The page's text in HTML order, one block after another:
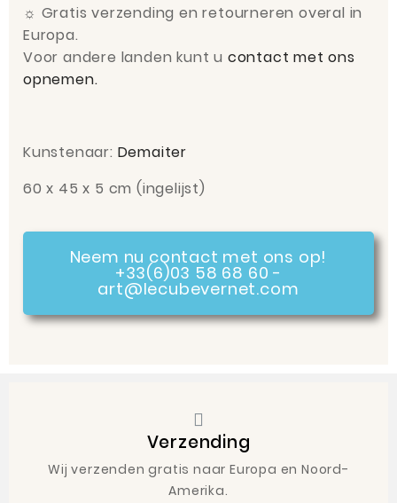
☼ Gratis verzending en retourneren overal in
Europa.
Voor andere landen kunt u contact met ons
opnemen.
Kunstenaar: Demaiter
60 x 45 x 5 cm (ingelijst)
Neem nu contact met ons op!
+33(6)03 58 68 60 -
art@lecubevernet.com
Verzending
Wij verzenden gratis naar Europa en Noord-
Amerika.